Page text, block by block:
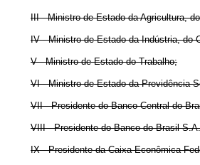
III - Ministro de Estado da Agricultura,
IV - Ministro de Estado da Indústria, do
V - Ministro de Estado do Trabalho;
VI - Ministro de Estado da Previdência
VII - Presidente do Banco Central do
VIII - Presidente do Banco do Brasil
IX - Presidente da Caixa Econômica